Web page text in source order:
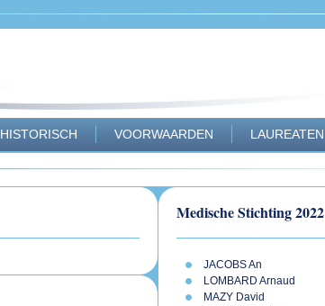
HISTORISCH VOORWAARDEN LAUREATEN
Medische Stichting 2022
JACOBS An
LOMBARD Arnaud
MAZY David